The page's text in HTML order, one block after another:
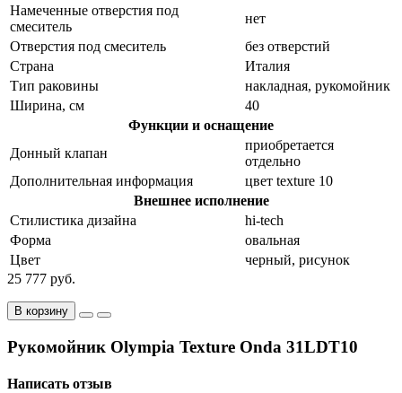
Намеченные отверстия под
смеситель
нет
Отверстия под смеситель
без отверстий
Страна
Италия
Тип раковины
накладная, рукомойник
Ширина, см
40
Функции и оснащение
Донный клапан
приобретается
отдельно
Дополнительная информация
цвет texture 10
Внешнее исполнение
Стилистика дизайна
hi-tech
Форма
овальная
Цвет
черный, рисунок
25 777 руб.
В корзину
Рукомойник Olympia Texture Onda 31LDT10
Написать отзыв